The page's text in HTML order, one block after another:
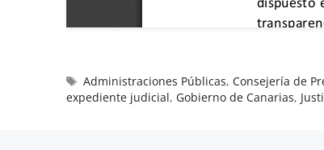
Administraciones Públicas,Consejería de
expediente judicial, Gobierno de Canarias,